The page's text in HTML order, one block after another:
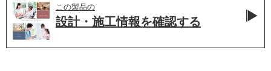
この製品の
設計・施工情報を確認する